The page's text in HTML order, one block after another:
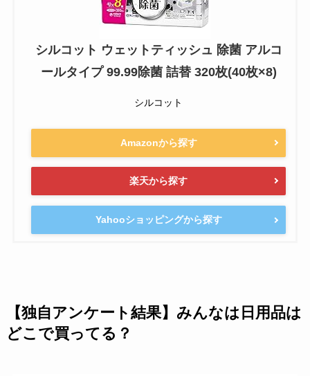
シルコット ウェットティッシュ 除菌 アルコ
ールタイプ 99.99除菌 詰替 320枚(40枚×8)
シルコット
Amazonから探す
楽天から探す
Yahooショッピングから探す
【独自アンケート結果】みんなは日用品は
どこで買ってる？